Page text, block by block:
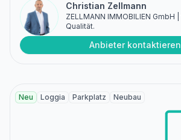
Christian Zellmann
ZELLMANN IMMOBILIEN GmbH
Qualität.
Anbieter kontaktieren
Neu Loggia Parkplatz Neubau